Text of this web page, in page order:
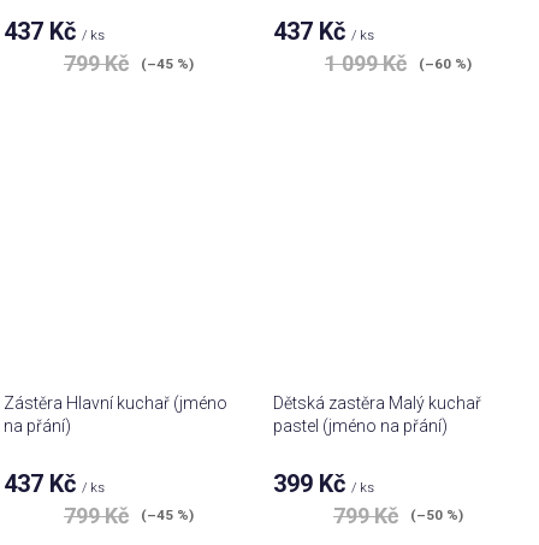
437 Kč/ ks
799 Kč (–45 %)
437 Kč/ ks
1 099 Kč (–60 %)
Zástěra Hlavní kuchař (jméno
na přání)
437 Kč / ks
799 Kč (–45 %)
Dětská zastěra Malý kuchař
pastel (jméno na přání)
399 Kč / ks
799 Kč (–50 %)